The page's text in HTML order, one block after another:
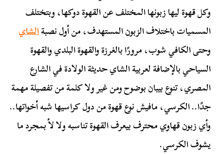
وكل قهوة ليها زبونها المختلف عن القهوة دوكها، وبتختلف
المسميات باختلاف الزبون المستهدف، من أول نصبةالشاي
وحتى الكافي شوب، مرورًا بالغرزة والقهوة البلدي والقهوة
السياحي بالإضافة لعربية الشاي حديثة الولادة في الشارع
المصري، تنوع بيبان بوضوح ومن غير ولا كلمة من تفصيلة مهمة
جدًا.. الكرسي، مافيش نوع قهوة من دول كراسيها شبه أخواتها..
وأي زبون قهاوي محترف بيعرف القهوة تناسبه ولا لأ بمجرد ما
يشوف الكرسي.